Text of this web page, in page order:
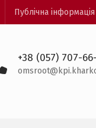
Публічна інформація
+38 (057) 707-